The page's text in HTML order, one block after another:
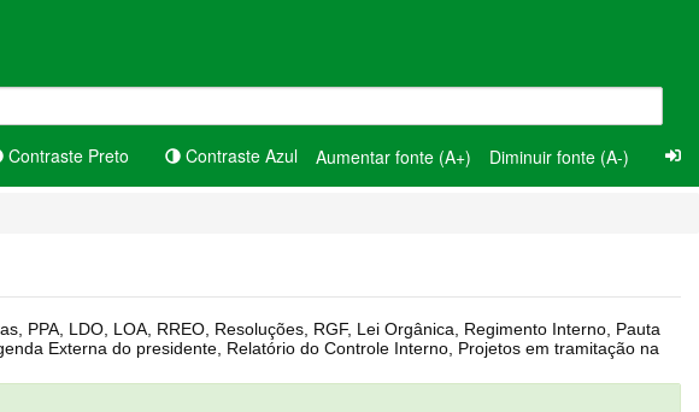
Contraste Preto Contraste Azul Aumentar fonte (A+) Diminuir fonte (A-)